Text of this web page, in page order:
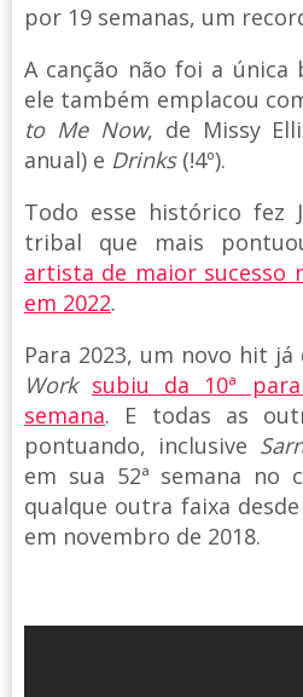
por 19 semanas, um
A canção não foi a única
ele também emplacou
to Me Now, de Missy
anual) e Drinks(!4º).
Todo esse histórico fez
tribal que mais
artista de maior sucesso
em 2022.
Para 2023, um novo hit já
Work subiu da 10ª
semana. E todas as
pontuando, inclusive
em sua 52ª semana no
qualque outra faixa
em novembro de 2018.